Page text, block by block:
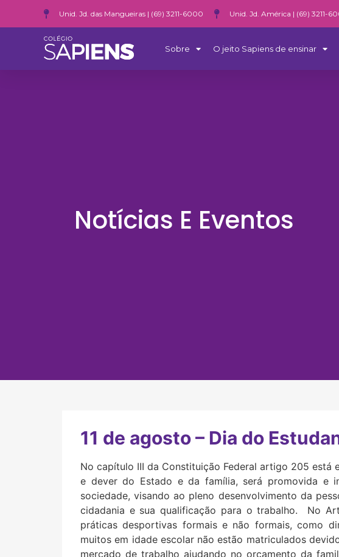
Unid. Jd. das Mangueiras | (69) 3211-6000 Unid. Jd. América | (69) 3211-
Sobre O jeito Sapiens de ensinar
Notícias E Eventos
11 de agosto – Dia do
No capítulo III da Constituição Federal artigo 205 está
e dever do Estado e da família, será promovida e
sociedade, visando ao pleno desenvolvimento da
cidadania e sua qualificação para o trabalho. No
práticas desportivas formais e não formais, como
muitos em idade escolar não estão matriculados
mercado de trabalho ajudando no orçamento da